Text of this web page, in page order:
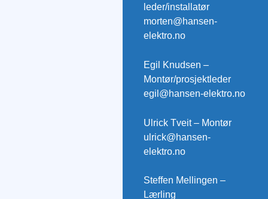
leder/installatør
morten@hansen-
elektro.no
Egil Knudsen –
Montør/prosjektleder
egil@hansen-elektro.no
Ulrick Tveit – Montør
ulrick@hansen-
elektro.no
Steffen Mellingen –
Lærling